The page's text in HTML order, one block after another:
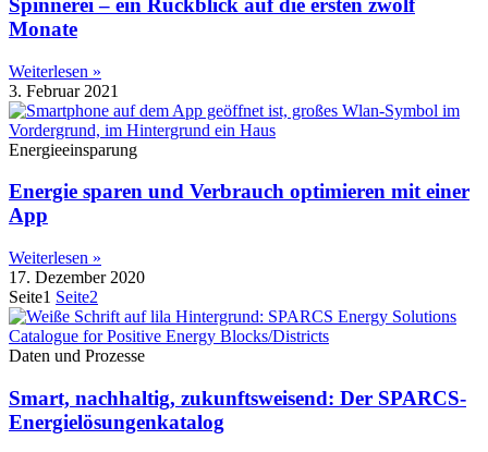
Spinnerei – ein Rückblick auf die ersten zwölf
Monate
Weiterlesen »
3. Februar 2021
Energieeinsparung
Energie sparen und Verbrauch optimieren mit einer
App
Weiterlesen »
17. Dezember 2020
Seite1 Seite2
Daten und Prozesse
Smart, nachhaltig, zukunftsweisend: Der SPARCS-
Energielösungenkatalog